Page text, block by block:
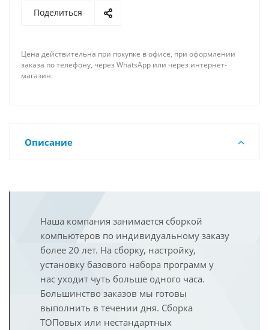
Поделиться
Цена действительна при покупке в офисе, при оформлении
заказа по телефону, через WhatsApp или через интернет-
магазин.
Описание
Наша компания занимается сборкой
компьютеров по индивидуальному заказу
более 20 лет. На сборку, настройку,
установку базового набора программ у
нас уходит чуть больше одного часа.
Большинство заказов мы готовы
выполнить в течении дня. Сборка
ТОПовых или нестандартных